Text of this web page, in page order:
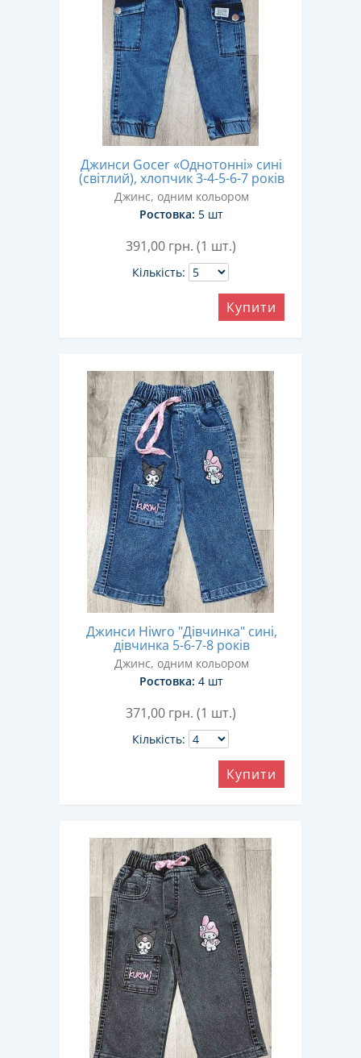
Джинси Gocer «Однотонні» сині
(світлий), хлопчик 3-4-5-6-7 років
Джинс, одним кольором
Ростовка: 5 шт
391,00 грн. (1 шт.)
Кількість:
Купити
Джинси Hiwro "Дівчинка" сині,
дівчинка 5-6-7-8 років
Джинс, одним кольором
Ростовка: 4 шт
371,00 грн. (1 шт.)
Кількість:
Купити